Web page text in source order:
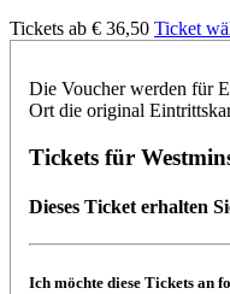
Tickets ab € 36,50 Ticket
Die Voucher werden für
Ort die original
Tickets für
Dieses Ticket erhalten
Ich möchte diese Tickets an